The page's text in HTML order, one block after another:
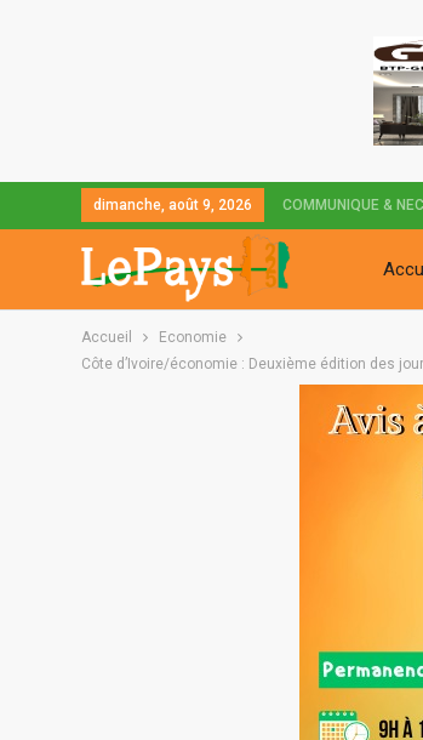
dimanche, août 9, 2026 COMMUNIQUE &
Accueil
Economie
Côte d’Ivoire/économie : Deuxième édition des